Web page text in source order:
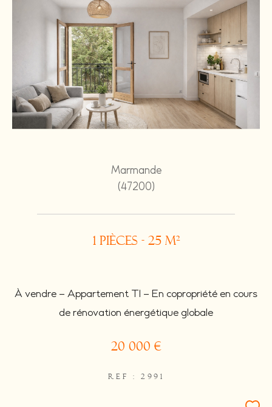
Marmande
(47200)
1 pièces - 25 m²
À vendre – Appartement T1 – En copropriété en cours
de rénovation énergétique globale
20 000 €
REF : 2991